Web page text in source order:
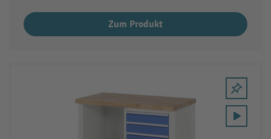
Zum Produkt